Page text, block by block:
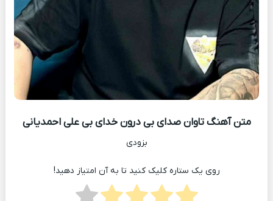
متن آهنگ تاوان صدای بی درون خدای بی علی احمدیانی
بزودی
روی یک ستاره کلیک کنید تا به آن امتیاز دهید!